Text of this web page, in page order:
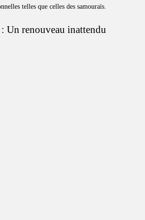
telles que celles des samouraïs.
Un renouveau inattendu